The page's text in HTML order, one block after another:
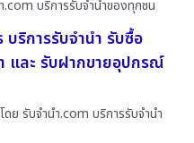
.com บริการรับจำนำของทุกชน
ริการรับจำนำ รับซื้อ
และ รับฝากขายอุปกรณ์
ดย รับจํานํา.com บริการรับจำนำ